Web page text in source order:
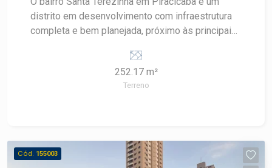
distrito em desenvolvimento com infraestrutura
completa e bem planejada, próximo às principais
rodovias SP308 e SP304. A região conta com
comércio variado, transporte público, escolas,
supermercados e acesso facilitado tanto ao
construir Diferenciais: Melhor quadra do bairro
Vantagens estratégicas Localização: terreno em
252.17 m²
Terreno
Cód. 155003